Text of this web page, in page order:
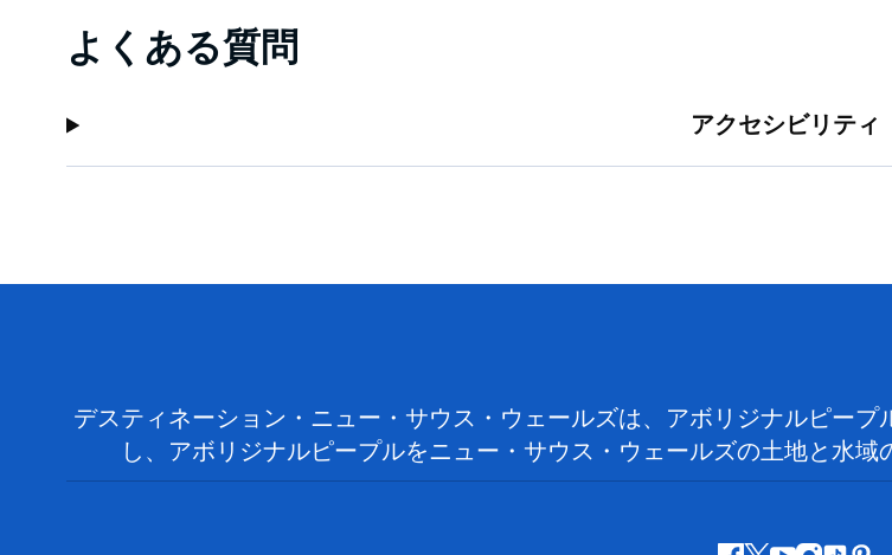
よくある質問
アクセシビリティ
デスティネーション・ニュー・サウス・ウェールズは、アボリジナルピー
し、アボリジナルピープルをニュー・サウス・ウェールズの土地と水